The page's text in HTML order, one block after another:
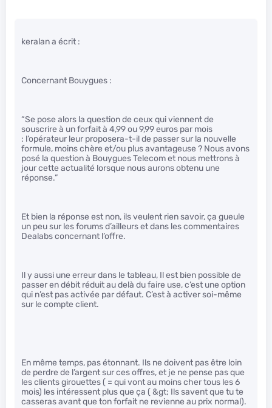
keralan a écrit :
Concernant Bouygues :
“Se pose alors la question de ceux qui viennent de
souscrire à un forfait à 4,99 ou 9,99 euros par mois
: l’opérateur leur proposera-t-il de passer sur la nouvelle
formule, moins chère et/ou plus avantageuse ? Nous avons
posé la question à Bouygues Telecom et nous mettrons à
jour cette actualité lorsque nous aurons obtenu une
réponse.”
Et bien la réponse est non, ils veulent rien savoir, ça gueule
un peu sur les forums d’ailleurs et dans les commentaires
Dealabs concernant l’offre.
Il y aussi une erreur dans le tableau, Il est bien possible de
passer en débit réduit au delà du faire use, c’est une option
qui n’est pas activée par défaut. C’est à activer soi-même
sur le compte client.
En même temps, pas étonnant. Ils ne doivent pas être loin
de perdre de l’argent sur ces offres, et je ne pense pas que
les clients girouettes ( = qui vont au moins cher tous les 6
mois) les intéressent plus que ça ( &gt; Ils savent que tu te
casseras avant que ton forfait ne revienne au prix normal).